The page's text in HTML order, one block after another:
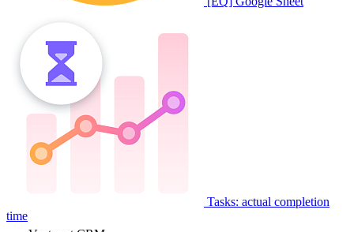
Tasks: actual completion
time